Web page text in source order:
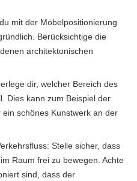
mit der Möbelpositionierung
Berücksichtige die
architektonischen
dir, welcher Bereich des
Dies kann zum Beispiel der
schönes Kunstwerk an der
Stelle sicher, dass
Raum frei zu bewegen. Achte
sind, dass der